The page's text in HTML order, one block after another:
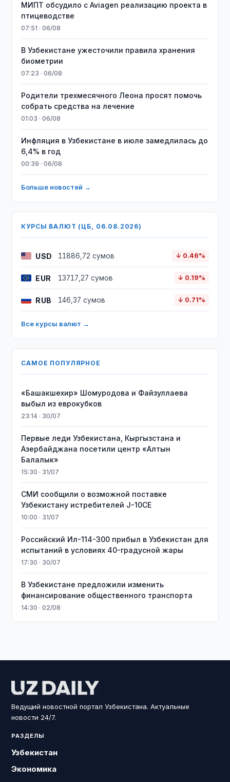
МИПТ обсудило с Aviagen реализацию проекта в
птицеводстве
07:51 · 06/08
В Узбекистане ужесточили правила хранения
биометрии
07:23 · 06/08
Родители трехмесячного Леона просят помочь
собрать средства на лечение
01:03 · 06/08
Инфляция в Узбекистане в июле замедлилась до
6,4% в год
00:39 · 06/08
Больше новостей →
КУРСЫ ВАЛЮТ (ЦБ, 06.08.2026)
USD 11886,72 сумов ↓ 0.46%
EUR 13717,27 сумов ↓ 0.19%
RUB 146,37 сумов ↓ 0.71%
Все курсы валют →
САМОЕ ПОПУЛЯРНОЕ
«Башакшехир» Шомуродова и Файзуллаева
выбыл из еврокубков
23:14 · 30/07
Первые леди Узбекистана, Кыргызстана и
Азербайджана посетили центр «Алтын
Балалык»
15:30 · 31/07
СМИ сообщили о возможной поставке
Узбекистану истребителей J-10CE
10:00 · 31/07
Российский Ил-114-300 прибыл в Узбекистан для
испытаний в условиях 40-градусной жары
17:30 · 30/07
В Узбекистане предложили изменить
финансирование общественного транспорта
14:30 · 02/08
Ведущий новостной портал Узбекистана. Актуальные
новости 24/7.
РАЗДЕЛЫ
Узбекистан
Экономика